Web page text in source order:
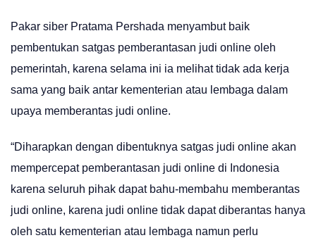
Pakar siber Pratama Pershada menyambut baik
pembentukan satgas pemberantasan judi online oleh
pemerintah, karena selama ini ia melihat tidak ada kerja
sama yang baik antar kementerian atau lembaga dalam
upaya memberantas judi online.
“Diharapkan dengan dibentuknya satgas judi online akan
mempercepat pemberantasan judi online di Indonesia
karena seluruh pihak dapat bahu-membahu memberantas
judi online, karena judi online tidak dapat diberantas hanya
oleh satu kementerian atau lembaga namun perlu